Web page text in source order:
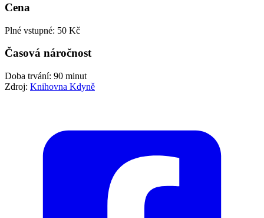
Cena
Plné vstupné: 50 Kč
Časová náročnost
Doba trvání: 90 minut
Zdroj: Knihovna Kdyně